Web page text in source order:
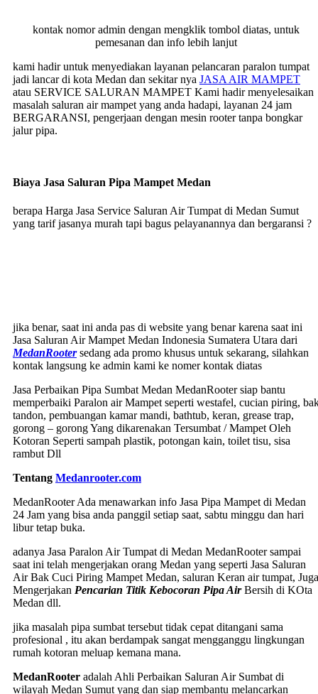
kontak nomor admin dengan mengklik tombol diatas, untuk
pemesanan dan info lebih lanjut
kami hadir untuk menyediakan layanan pelancaran paralon tumpat
jadi lancar di kota Medan dan sekitar nya JASA AIR MAMPET
atau SERVICE SALURAN MAMPET Kami hadir menyelesaikan
masalah saluran air mampet yang anda hadapi, layanan 24 jam
BERGARANSI, pengerjaan dengan mesin rooter tanpa bongkar
jalur pipa.
Biaya Jasa Saluran Pipa Mampet Medan
berapa Harga Jasa Service Saluran Air Tumpat di Medan Sumut
yang tarif jasanya murah tapi bagus pelayanannya dan bergaransi ?
jika benar, saat ini anda pas di website yang benar karena saat ini
Jasa Saluran Air Mampet Medan Indonesia Sumatera Utara dari
MedanRootersedang ada promo khusus untuk sekarang, silahkan
kontak langsung ke admin kami ke nomer kontak diatas
Jasa Perbaikan Pipa Sumbat Medan MedanRooter siap bantu
memperbaiki Paralon air Mampet seperti westafel, cucian piring,
tandon, pembuangan kamar mandi, bathtub, keran, grease trap,
gorong – gorong Yang dikarenakan Tersumbat / Mampet Oleh
Kotoran Seperti sampah plastik, potongan kain, toilet tisu, sisa
rambut Dll
Tentang Medanrooter.com
MedanRooter Ada menawarkan info Jasa Pipa Mampet di Medan
24 Jam yang bisa anda panggil setiap saat, sabtu minggu dan hari
libur tetap buka.
adanya Jasa Paralon Air Tumpat di Medan MedanRooter sampai
saat ini telah mengerjakan orang Medan yang seperti Jasa Saluran
Air Bak Cuci Piring Mampet Medan, saluran Keran air tumpat, Juga
Mengerjakan Pencarian Titik Kebocoran Pipa Air Bersih di KOta
Medan dll.
jika masalah pipa sumbat tersebut tidak cepat ditangani sama
profesional , itu akan berdampak sangat mengganggu lingkungan
rumah kotoran meluap kemana mana.
MedanRooter adalah Ahli Perbaikan Saluran Air Sumbat di
wilayah Medan Sumut yang dan siap membantu melancarkan